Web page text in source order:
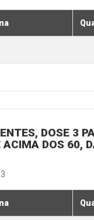
DOSE 3
DOS 60,